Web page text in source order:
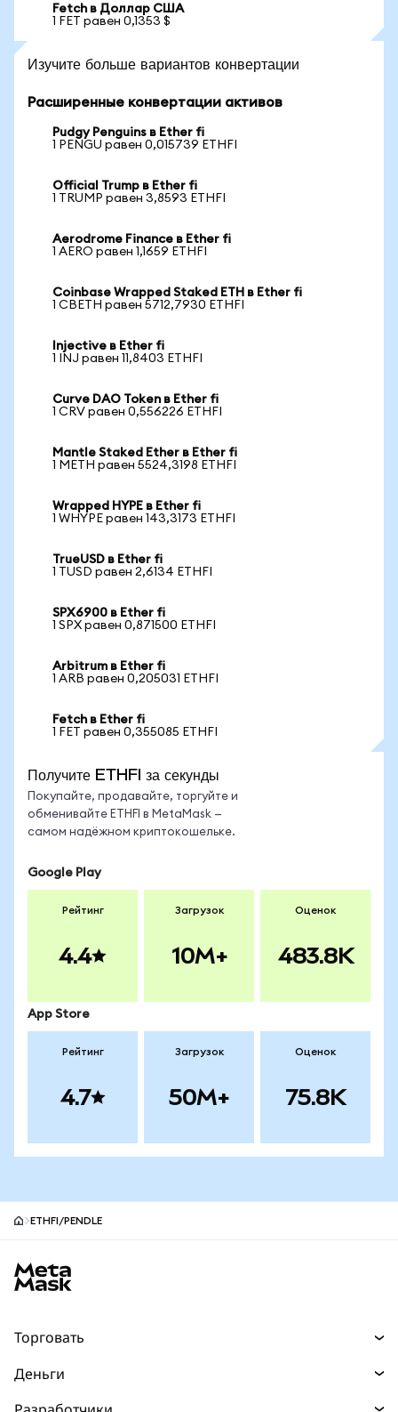
Fetch в Доллар США
1 FET равен 0,1353 $
Изучите больше вариантов конвертации
Расширенные конвертации активов
Pudgy Penguins в Ether fi
1 PENGU равен 0,015739 ETHFI
Official Trump в Ether fi
1 TRUMP равен 3,8593 ETHFI
Aerodrome Finance в Ether fi
1 AERO равен 1,1659 ETHFI
Coinbase Wrapped Staked ETH в Ether fi
1 CBETH равен 5712,7930 ETHFI
Injective в Ether fi
1 INJ равен 11,8403 ETHFI
Curve DAO Token в Ether fi
1 CRV равен 0,556226 ETHFI
Mantle Staked Ether в Ether fi
1 METH равен 5524,3198 ETHFI
Wrapped HYPE в Ether fi
1 WHYPE равен 143,3173 ETHFI
TrueUSD в Ether fi
1 TUSD равен 2,6134 ETHFI
SPX6900 в Ether fi
1 SPX равен 0,871500 ETHFI
Arbitrum в Ether fi
1 ARB равен 0,205031 ETHFI
Fetch в Ether fi
1 FET равен 0,355085 ETHFI
Получите ETHFI за секунды
Покупайте, продавайте, торгуйте и
обменивайте ETHFI в MetaMask —
самом надёжном криптокошельке.
Google Play
Рейтинг
4.4
Загрузок
10M+
Оценок
483.8K
App Store
Рейтинг
4.7
Загрузок
50M+
Оценок
75.8K
ETHFI/PENDLE
Торговать
Деньги